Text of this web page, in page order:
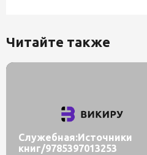
Читайте также
Служебная:Источники
книг/9785397013253